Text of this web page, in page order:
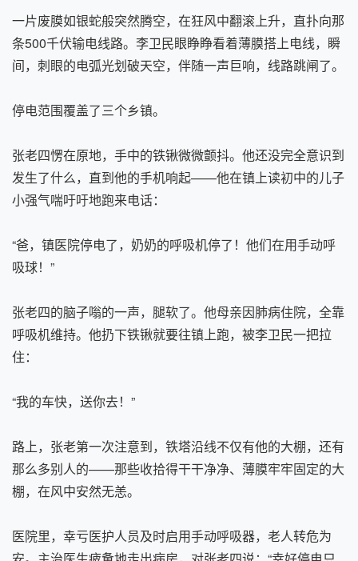
一片废膜如银蛇般突然腾空，在狂风中翻滚上升，直扑向那
条500千伏输电线路。李卫民眼睁睁看着薄膜搭上电线，瞬
间，刺眼的电弧光划破天空，伴随一声巨响，线路跳闸了。
停电范围覆盖了三个乡镇。
张老四愣在原地，手中的铁锹微微颤抖。他还没完全意识到
发生了什么，直到他的手机响起——他在镇上读初中的儿子
小强气喘吁吁地跑来电话：
“爸，镇医院停电了，奶奶的呼吸机停了！他们在用手动呼
吸球！”
张老四的脑子嗡的一声，腿软了。他母亲因肺病住院，全靠
呼吸机维持。他扔下铁锹就要往镇上跑，被李卫民一把拉
住：
“我的车快，送你去！”
路上，张老第一次注意到，铁塔沿线不仅有他的大棚，还有
那么多别人的——那些收拾得干干净净、薄膜牢牢固定的大
棚，在风中安然无恙。
医院里，幸亏医护人员及时启用手动呼吸器，老人转危为